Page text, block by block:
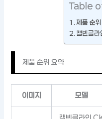
Table
제품 순
캘빈클
제품 순위 요약
이미지 모델